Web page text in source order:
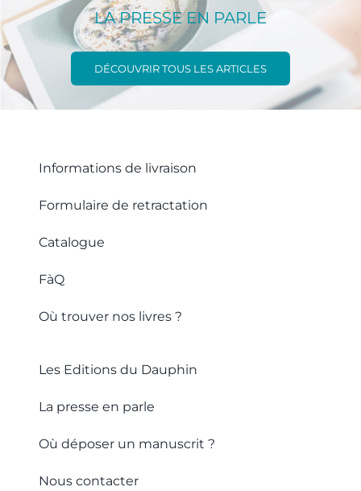
LA PRESSE EN PARLE
DÉCOUVRIR TOUS LES ARTICLES
Informations de livraison
Formulaire de retractation
Catalogue
FàQ
Où trouver nos livres ?
Les Editions du Dauphin
La presse en parle
Où déposer un manuscrit ?
Nous contacter